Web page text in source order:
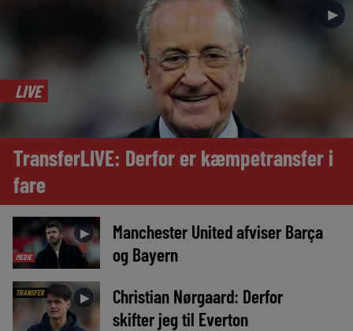
►
LIVE
TransferLIVE: Derfor er kæmpetransfer i
fare
MEDIE
►
Manchester United afviser Barça
og Bayern
TRANSFER ►
Christian Nørgaard: Derfor
skifter jeg til Everton